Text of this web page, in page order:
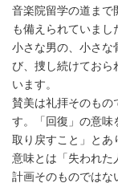
音楽院留学の道まで
も備えられていま
小さな男の、小さ
び、捜し続けておら
います。
賛美は礼拝そのもの
す。「回復」の意味
取り戻すこと」と
意味とは「失われ
計画そのものではな